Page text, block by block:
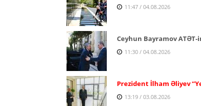
11:47 / 04.08.2026
Ceyhun Bayramov ATƏT-
11:30 / 04.08.2026
Prezident İlham Əliyev
13:19 / 03.08.2026